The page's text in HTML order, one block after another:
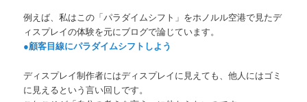
例えば、私はこの「パラダイムシフト」をホノルル空港で見たデ
ィスプレイの体験を元にブログで論じています。
●顧客目線にパラダイムシフトしよう
ディスプレイ制作者にはディスプレイに見えても、他人にはゴミ
に見えるという言い回しです。